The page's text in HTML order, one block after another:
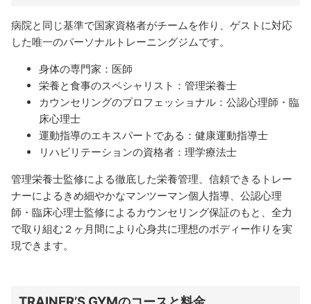
病院と同じ基準で国家資格者がチームを作り、ゲストに対応
した唯一のパーソナルトレーニングジムです。
身体の専門家：医師
栄養と食事のスペシャリスト：管理栄養士
カウンセリングのプロフェッショナル：公認心理師・臨
床心理士
運動指導のエキスパートである：健康運動指導士
リハビリテーションの資格者：理学療法士
管理栄養士監修による徹底した栄養管理、信頼できるトレー
ナーによるきめ細やかなマンツーマン個人指導、公認心理
師・臨床心理士監修によるカウンセリング保証のもと、全力
で取り組む２ヶ月間により心身共に理想のボディー作りを実
現できます。
TRAINER’S GYMのコースと料金